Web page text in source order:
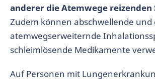
anderer die Atemwege reizenden
Zudem können abschwellende und
atemwegserweiternde
schleimlösende Medikamente
Auf Personen mit